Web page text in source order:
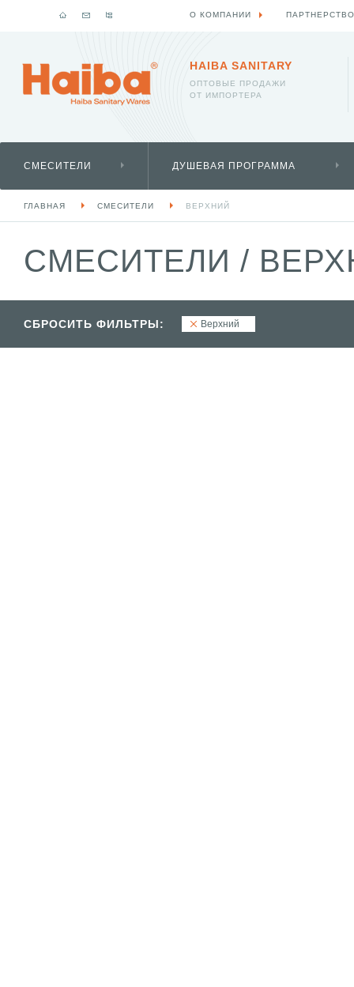
HAIBA SANITARY
ОПТОВЫЕ ПРОДАЖИ
ОТ ИМПОРТЕРА
СМЕСИТЕЛИ ДУШЕВАЯ ПРОГРАММА
ГЛАВНАЯ СМЕСИТЕЛИ ВЕРХНИЙ
СМЕСИТЕЛИ /
СБРОСИТЬ ФИЛЬТРЫ: Верхний
О КОМПАНИИ ПАРТНЕРСТВО